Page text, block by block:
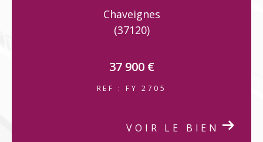
Chaveignes
(37120)
37 900 €
REF : FY 2705
VOIR LE BIEN